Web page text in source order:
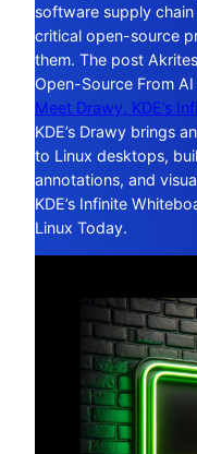
software supply
critical open-source
them. The post
Open-Source From
Meet Drawy, KDE’s
KDE’s Drawy brings
to Linux desktops,
annotations, and
KDE’s Infinite
Linux Today.